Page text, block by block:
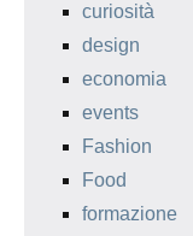
curiosità
design
economia
events
Fashion
Food
formazione